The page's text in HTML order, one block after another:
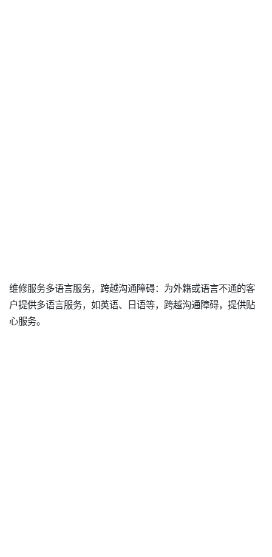
维修服务多语言服务，跨越沟通障碍：为外籍或语言不通的客
户提供多语言服务，如英语、日语等，跨越沟通障碍，提供贴
心服务。